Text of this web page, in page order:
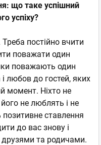
що таке успішний
успіху?
постійно вчити
поважати один
поважають один
любов до гостей, яких
момент. Ніхто не
не люблять і не
ставлення
до вас знову і
друзями та родичами.